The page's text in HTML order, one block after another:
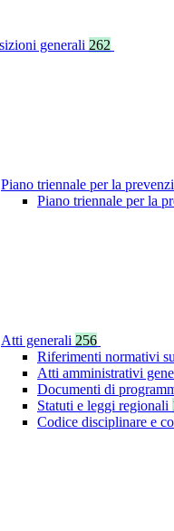
generali 262
Piano triennale per la
Piano triennale per la
Atti generali 256
Riferimenti normativi
Atti amministrativi
Documenti di
Statuti e leggi regionali
Codice disciplinare e